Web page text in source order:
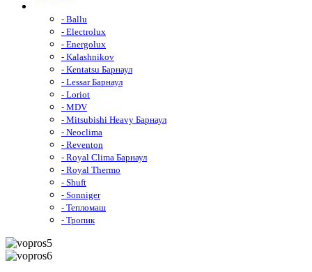
- Ballu
- Electrolux
- Energolux
- Kalashnikov
- Kentatsu Барнаул
- Lessar Барнаул
- Loriot
- MDV
- Mitsubishi Heavy Барнаул
- Neoclima
- Reventon
- Royal Clima Барнаул
- Royal Thermo
- Shuft
- Sonniger
- Тепломаш
- Тропик